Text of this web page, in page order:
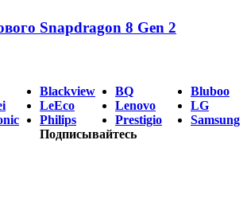
Snapdragon 8 Gen 2
Blackview BQ Bluboo
LeEco Lenovo LG
Philips Prestigio Samsung
Подписывайтесь